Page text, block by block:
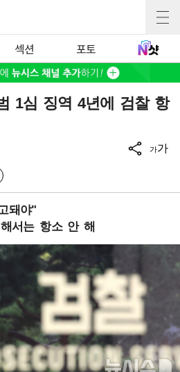
섹션 포토
1심 징역 4년에 검찰 항
가가
돼야"
서는 항소 안 해